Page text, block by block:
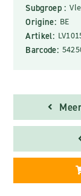
Subgroep :
Origine: BE
Artikel:
Barcode: